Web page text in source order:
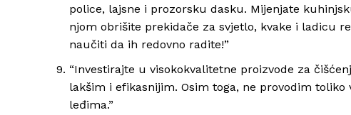
police, lajsne i prozorsku dasku. Mijenjate
njom obrišite prekidače za svjetlo, kvake i ladicu
naučiti da ih redovno radite!”
“Investirajte u visokokvalitetne proizvode za
lakšim i efikasnijim. Osim toga, ne provodim
leđima.”